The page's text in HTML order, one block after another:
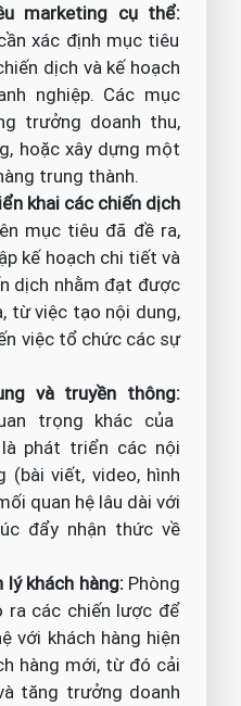
marketing cụ thể:
xác định mục tiêu
dịch và kế hoạch
nghiệp. Các mục
trưởng doanh thu,
hoặc xây dựng một
trung thành.
khai các chiến dịch
mục tiêu đã đề ra,
kế hoạch chi tiết và
dịch nhằm đạt được
từ việc tạo nội dung,
việc tổ chức các sự
và truyền thông:
trọng khác của
phát triển các nội
(bài viết, video, hình
quan hệ lâu dài với
đẩy nhận thức về
khách hàng:Phòng
ra các chiến lược để
với khách hàng hiện
hàng mới, từ đó cải
tăng trưởng doanh